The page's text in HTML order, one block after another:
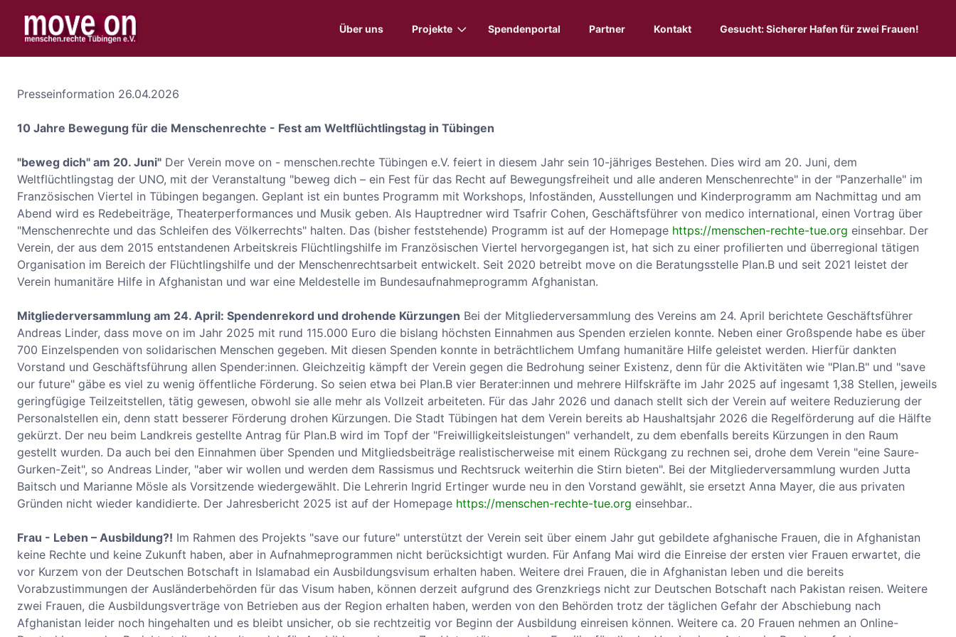
Über uns Projekte Spendenportal Partner Kontakt Gesucht: Sicherer Hafen für zwei Frauen!
Presseinformation 26.04.2026
10 Jahre Bewegung für die Menschenrechte - Fest am Weltflüchtlingstag in Tübingen
"beweg dich" am 20. Juni" Der Verein move on - menschen.rechte Tübingen e.V. feiert in diesem Jahr sein 10-jähriges Bestehen. Dies wird am 20. Juni, dem
Weltflüchtlingstag der UNO, mit der Veranstaltung "beweg dich – ein Fest für das Recht auf Bewegungsfreiheit und alle anderen Menschenrechte" in der "Panzerhalle" im
Französischen Viertel in Tübingen begangen. Geplant ist ein buntes Programm mit Workshops, Infoständen, Ausstellungen und Kinderprogramm am Nachmittag und am
Abend wird es Redebeiträge, Theaterperformances und Musik geben. Als Hauptredner wird Tsafrir Cohen, Geschäftsführer von medico international, einen Vortrag über
"Menschenrechte und das Schleifen des Völkerrechts" halten. Das (bisher feststehende) Programm ist auf der Homepage https://menschen-rechte-tue.org einsehbar. Der
Verein, der aus dem 2015 entstandenen Arbeitskreis Flüchtlingshilfe im Französischen Viertel hervorgegangen ist, hat sich zu einer profilierten und überregional tätigen
Organisation im Bereich der Flüchtlingshilfe und der Menschenrechtsarbeit entwickelt. Seit 2020 betreibt move on die Beratungsstelle Plan.B und seit 2021 leistet der
Verein humanitäre Hilfe in Afghanistan und war eine Meldestelle im Bundesaufnahmeprogramm Afghanistan.
Mitgliederversammlung am 24. April: Spendenrekord und drohende Kürzungen Bei der Mitgliederversammlung des Vereins am 24. April berichtete Geschäftsführer
Andreas Linder, dass move on im Jahr 2025 mit rund 115.000 Euro die bislang höchsten Einnahmen aus Spenden erzielen konnte. Neben einer Großspende habe es über
700 Einzelspenden von solidarischen Menschen gegeben. Mit diesen Spenden konnte in beträchtlichem Umfang humanitäre Hilfe geleistet werden. Hierfür dankten
Vorstand und Geschäftsführung allen Spender:innen. Gleichzeitig kämpft der Verein gegen die Bedrohung seiner Existenz, denn für die Aktivitäten wie "Plan.B" und "save
our future" gäbe es viel zu wenig öffentliche Förderung. So seien etwa bei Plan.B vier Berater:innen und mehrere Hilfskräfte im Jahr 2025 auf ingesamt 1,38 Stellen, jeweils
geringfügige Teilzeitstellen, tätig gewesen, obwohl sie alle mehr als Vollzeit arbeiteten. Für das Jahr 2026 und danach stellt sich der Verein auf weitere Reduzierung der
Personalstellen ein, denn statt besserer Förderung drohen Kürzungen. Die Stadt Tübingen hat dem Verein bereits ab Haushaltsjahr 2026 die Regelförderung auf die Hälfte
gekürzt. Der neu beim Landkreis gestellte Antrag für Plan.B wird im Topf der "Freiwilligkeitsleistungen" verhandelt, zu dem ebenfalls bereits Kürzungen in den Raum
gestellt wurden. Da auch bei den Einnahmen über Spenden und Mitgliedsbeiträge realistischerweise mit einem Rückgang zu rechnen sei, drohe dem Verein "eine Saure-
Gurken-Zeit", so Andreas Linder, "aber wir wollen und werden dem Rassismus und Rechtsruck weiterhin die Stirn bieten". Bei der Mitgliederversammlung wurden Jutta
Baitsch und Marianne Mösle als Vorsitzende wiedergewählt. Die Lehrerin Ingrid Ertinger wurde neu in den Vorstand gewählt, sie ersetzt Anna Mayer, die aus privaten
Gründen nicht wieder kandidierte. Der Jahresbericht 2025 ist auf der Homepage https://menschen-rechte-tue.org einsehbar..
Frau - Leben – Ausbildung?! Im Rahmen des Projekts "save our future" unterstützt der Verein seit über einem Jahr gut gebildete afghanische Frauen, die in Afghanistan
keine Rechte und keine Zukunft haben, aber in Aufnahmeprogrammen nicht berücksichtigt wurden. Für Anfang Mai wird die Einreise der ersten vier Frauen erwartet, die
vor Kurzem von der Deutschen Botschaft in Islamabad ein Ausbildungsvisum erhalten haben. Weitere drei Frauen, die in Afghanistan leben und die bereits
Vorabzustimmungen der Ausländerbehörden für das Visum haben, können derzeit aufgrund des Grenzkriegs nicht zur Deutschen Botschaft nach Pakistan reisen. Weitere
zwei Frauen, die Ausbildungsverträge von Betrieben aus der Region erhalten haben, werden von den Behörden trotz der täglichen Gefahr der Abschiebung nach
Afghanistan leider noch hingehalten und es bleibt unsicher, ob sie rechtzeitig vor Beginn der Ausbildung einreisen können. Weitere ca. 20 Frauen nehmen an Online-